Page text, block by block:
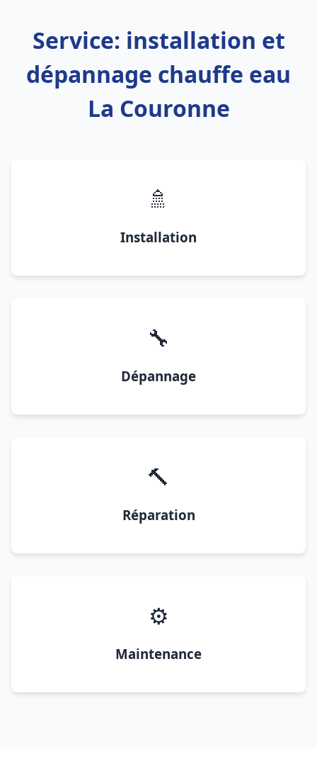
Service: installation et
dépannage chauffe eau
La Couronne
🚿
Installation
🔧
Dépannage
🔨
Réparation
⚙️
Maintenance